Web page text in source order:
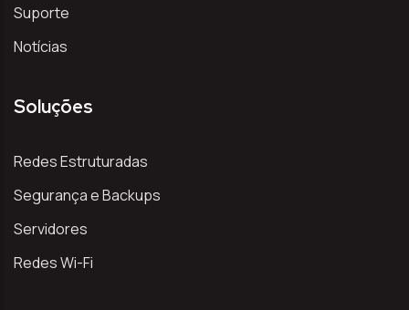
Suporte
Notícias
Soluções
Redes Estruturadas
Segurança e Backups
Servidores
Redes Wi-Fi